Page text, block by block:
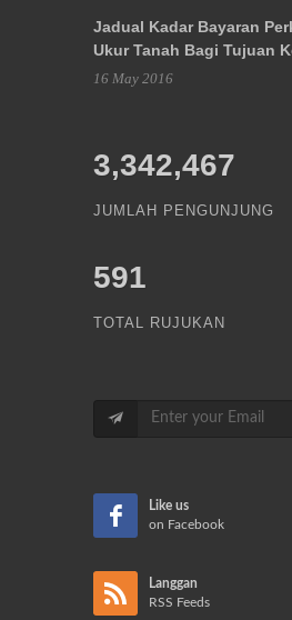
Jadual Kadar Bayaran
Ukur Tanah Bagi Tujuan
16 May 2016
3,342,467
JUMLAH PENGUNJUNG
591
TOTAL RUJUKAN
Like us
on Facebook
Langgan
RSS Feeds